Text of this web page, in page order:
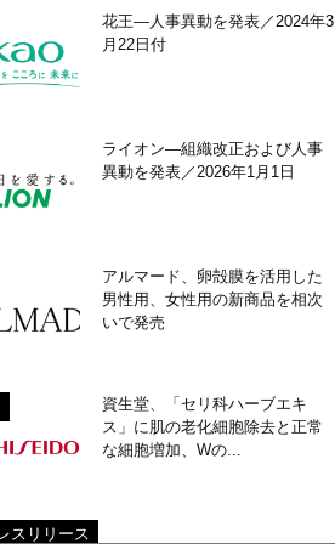
花王―人事異動を発表／2024年3
月22日付
ライオン―組織改正および人事
異動を発表／2026年1月1日
アルマード、卵殻膜を活用した
男性用、女性用の新商品を相次
いで発売
資生堂、「セリ科ハーブエキ
ス」に肌の老化細胞除去と正常
な細胞増加、Wの...
スリリース